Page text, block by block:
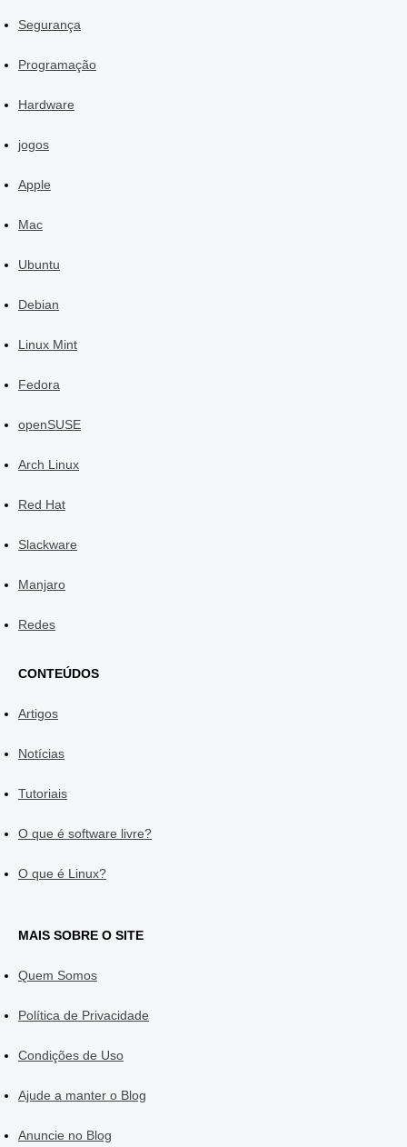
Segurança
Programação
Hardware
jogos
Apple
Mac
Ubuntu
Debian
Linux Mint
Fedora
openSUSE
Arch Linux
Red Hat
Slackware
Manjaro
Redes
CONTEÚDOS
Artigos
Notícias
Tutoriais
O que é software livre?
O que é Linux?
MAIS SOBRE O SITE
Quem Somos
Política de Privacidade
Condições de Uso
Ajude a manter o Blog
Anuncie no Blog